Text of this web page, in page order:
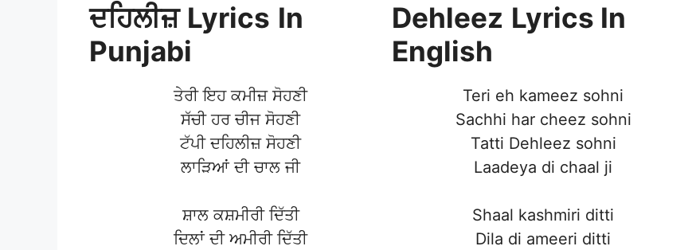
ਦਹਿਲੀਜ਼ Lyrics In
Punjabi
ਤੇਰੀ ਇਹ ਕਮੀਜ਼ ਸੋਹਣੀ
ਸੱਚੀ ਹਰ ਚੀਜ ਸੋਹਣੀ
ਟੱਪੀ ਦਹਿਲੀਜ਼ ਸੋਹਣੀ
ਲਾੜਿਆਂ ਦੀ ਚਾਲ ਜੀ
ਸ਼ਾਲ ਕਸ਼ਮੀਰੀ ਦਿੱਤੀ
ਦਿਲਾਂ ਦੀ ਅਮੀਰੀ ਦਿੱਤੀ
Dehleez Lyrics In
English
Teri eh kameez sohni
Sachhi har cheez sohni
Tatti Dehleez sohni
Laadeya di chaal ji
Shaal kashmiri ditti
Dila di ameeri ditti